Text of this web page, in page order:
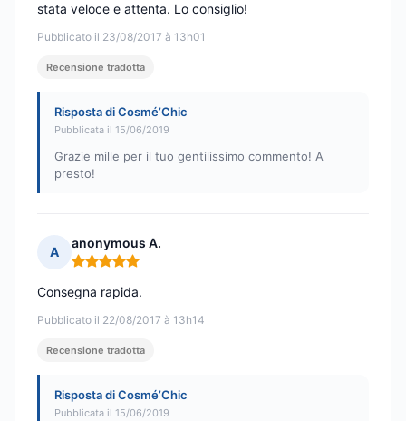
Pubblicato il 23/08/2017 à 13h01
stata veloce e attenta. Lo consiglio!
Recensione tradotta
Risposta di Cosmé’Chic
Pubblicata il 15/06/2019
Grazie mille per il tuo gentilissimo commento! A
presto!
A
anonymous A.
Nota: 5 su 5
Pubblicato il 22/08/2017 à 13h14
Consegna rapida.
Recensione tradotta
Risposta di Cosmé’Chic
Pubblicata il 15/06/2019